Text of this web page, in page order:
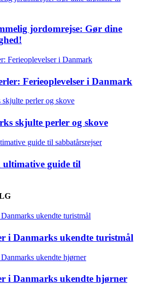
jordomrejse: Gør dine
Ferieoplevelser i Danmark
skjulte perler og skove
ultimative guide til
i Danmarks ukendte turistmål
i Danmarks ukendte hjørner